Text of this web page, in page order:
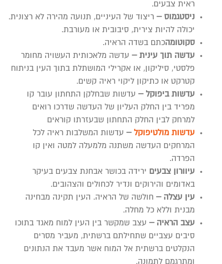
ראית צבעים.
ניסטגמוס – ריצוד של העיניים, תנועה מהירה לא רצונית.
יכולה להיות צירית, סיבובית או מעורבת.
סקוטומהכתם בשדה הראיה.
עדשה תוך עינית – עדשה מלאכותית העשויה מחומר
פלסטי, סיליקון, או אקרילי המושתלת בתוך העין בניתוח
קטרקט או כתיקון ליקוי ראיה קשים.
עדשות ביפוקל – עדשות שבחלקן התחתון עובר קו
מפריד בין החלק העליון של העדשה שדרכו רואים
למרחק לבין החלק התחתון שבעזרתו קוראים
עדשות מולטיפוקל – עדשות המשלבות ראיה לכל
המרחקים העדשה משתנה מלמעלה למטה ואין קו
הפרדה.
עיוורון צבעים ירידה בכושר אבחנת צבעים בעיקר
באדומים והירוקים ונדיר לכחולים והצהובים.
עין עצלה – חולשה של הראיה. העין תקינה מבחינה
מבנית וללא כל מחלה.
עצב הראיה – עצב שמקשר בין העין למוח מאגד בתוכו
סיבים עצביים שתחילתם ברשתית, מעביר מסרים
הנקלטים ברשתית אל המוח אשר מעבד את הנתונים
ומתרגמם לתמונה.